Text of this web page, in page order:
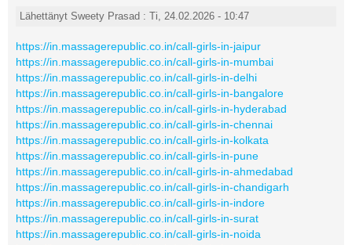
Lähettänyt Sweety Prasad : Ti, 24.02.2026 - 10:47
https://in.massagerepublic.co.in/call-girls-in-jaipur
https://in.massagerepublic.co.in/call-girls-in-mumbai
https://in.massagerepublic.co.in/call-girls-in-delhi
https://in.massagerepublic.co.in/call-girls-in-bangalore
https://in.massagerepublic.co.in/call-girls-in-hyderabad
https://in.massagerepublic.co.in/call-girls-in-chennai
https://in.massagerepublic.co.in/call-girls-in-kolkata
https://in.massagerepublic.co.in/call-girls-in-pune
https://in.massagerepublic.co.in/call-girls-in-ahmedabad
https://in.massagerepublic.co.in/call-girls-in-chandigarh
https://in.massagerepublic.co.in/call-girls-in-indore
https://in.massagerepublic.co.in/call-girls-in-surat
https://in.massagerepublic.co.in/call-girls-in-noida